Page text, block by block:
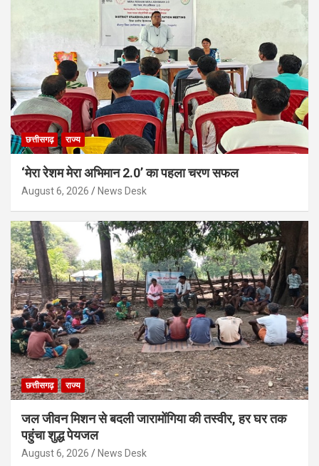
छत्तीसगढ़ राज्य
‘मेरा रेशम मेरा अभिमान 2.0’ का पहला चरण सफल
August 6, 2026 News Desk
छत्तीसगढ़ राज्य
जल जीवन मिशन से बदली जारामोंगिया की तस्वीर, हर घर तक
पहुंचा शुद्ध पेयजल
August 6, 2026 News Desk